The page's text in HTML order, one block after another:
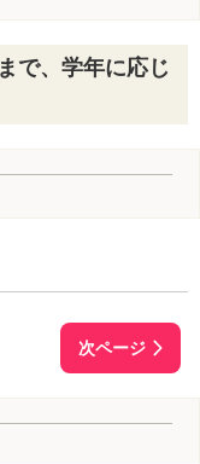
で、学年に応じ